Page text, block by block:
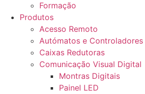
Formação
Produtos
Acesso Remoto
Autómatos e Controladores
Caixas Redutoras
Comunicação Visual Digital
Montras Digitais
Painel LED